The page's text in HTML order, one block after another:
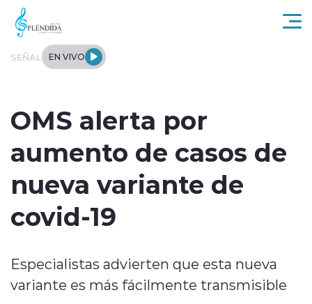
Click acá para ir directamente al contenido
SEÑAL EN VIVO
Internacional
Deportes
OMS alerta por
aumento de casos de
nueva variante de
covid-19
Especialistas advierten que esta nueva
variante es más fácilmente transmisible